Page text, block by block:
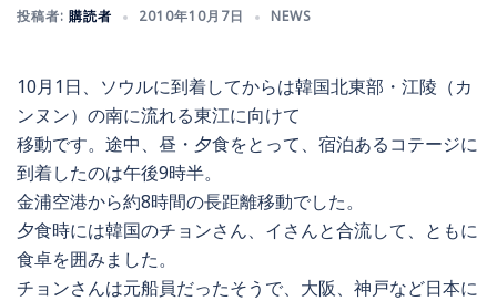
投稿者: 購読者 2010年10月7日 NEWS
10月1日、ソウルに到着してからは韓国北東部・江陵（カ
ンヌン）の南に流れる東江に向けて
移動です。途中、昼・夕食をとって、宿泊あるコテージに
到着したのは午後9時半。
金浦空港から約8時間の長距離移動でした。
夕食時には韓国のチョンさん、イさんと合流して、ともに
食卓を囲みました。
チョンさんは元船員だったそうで、大阪、神戸など日本に